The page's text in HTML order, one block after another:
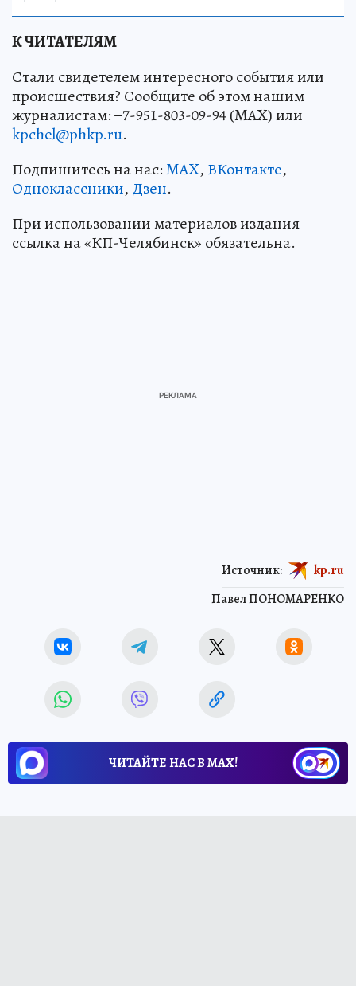
К ЧИТАТЕЛЯМ
Стали свидетелем интересного события или
происшествия? Сообщите об этом нашим
журналистам: +7-951-803-09-94 (MAX) или
kpchel@phkp.ru.
Подпишитесь на нас:MAX, ВКонтакте,
Одноклассники, Дзен.
При использовании материалов издания
ссылка на «КП-Челябинск» обязательна.
Павел ПОНОМАРЕНКО
Источник: kp.ru
ЧИТАЙТЕ НАС В МАХ!